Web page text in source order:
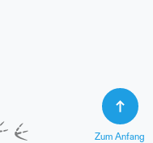
Zum Anfang